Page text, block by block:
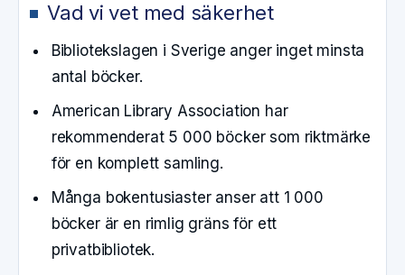
Vad vi vet med säkerhet
Bibliotekslagen i Sverige anger inget minsta
antal böcker.
American Library Association har
rekommenderat 5 000 böcker som riktmärke
för en komplett samling.
Många bokentusiaster anser att 1 000
böcker är en rimlig gräns för ett
privatbibliotek.